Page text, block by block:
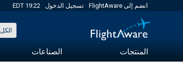
انضم إلى FlightAware تسجيل الدخول 19:22 EDT
الكل
المنتجات الصناعات